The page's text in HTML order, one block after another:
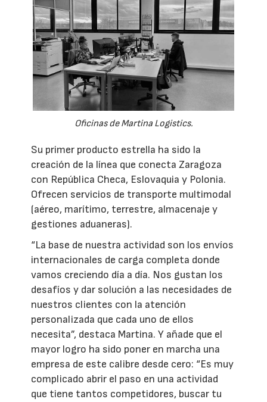
Oficinas de Martina Logistics.
Su primer producto estrella ha sido la
creación de la línea que conecta Zaragoza
con República Checa, Eslovaquia y Polonia.
Ofrecen servicios de transporte multimodal
(aéreo, marítimo, terrestre, almacenaje y
gestiones aduaneras).
“La base de nuestra actividad son los envíos
internacionales de carga completa donde
vamos creciendo día a día. Nos gustan los
desafíos y dar solución a las necesidades de
nuestros clientes con la atención
personalizada que cada uno de ellos
necesita”, destaca Martina. Y añade que el
mayor logro ha sido poner en marcha una
empresa de este calibre desde cero: “Es muy
complicado abrir el paso en una actividad
que tiene tantos competidores, buscar tu